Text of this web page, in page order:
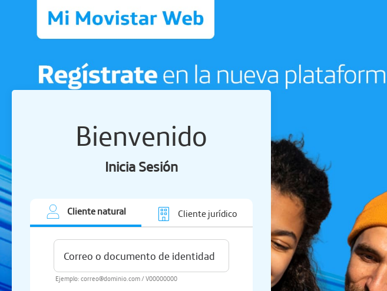
Bienvenido
Inicia Sesión
Cliente natural Cliente jurídico
Ejemplo: correo@dominio.com / V00000000